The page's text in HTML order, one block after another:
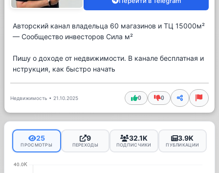
Авторский канал владельца 60 магазинов и ТЦ 15000м²
— Сообщество инвесторов Сила м²
Пишу о доходе от недвижимости. В канале бесплатная и
нструкция, как быстро начать
Недвижимость • 21.10.2025 0 0
25
ПРОСМОТРЫ
9
ПЕРЕХОДЫ
32.1K
ПОДПИСЧИКИ
3.9K
ПУБЛИКАЦИИ